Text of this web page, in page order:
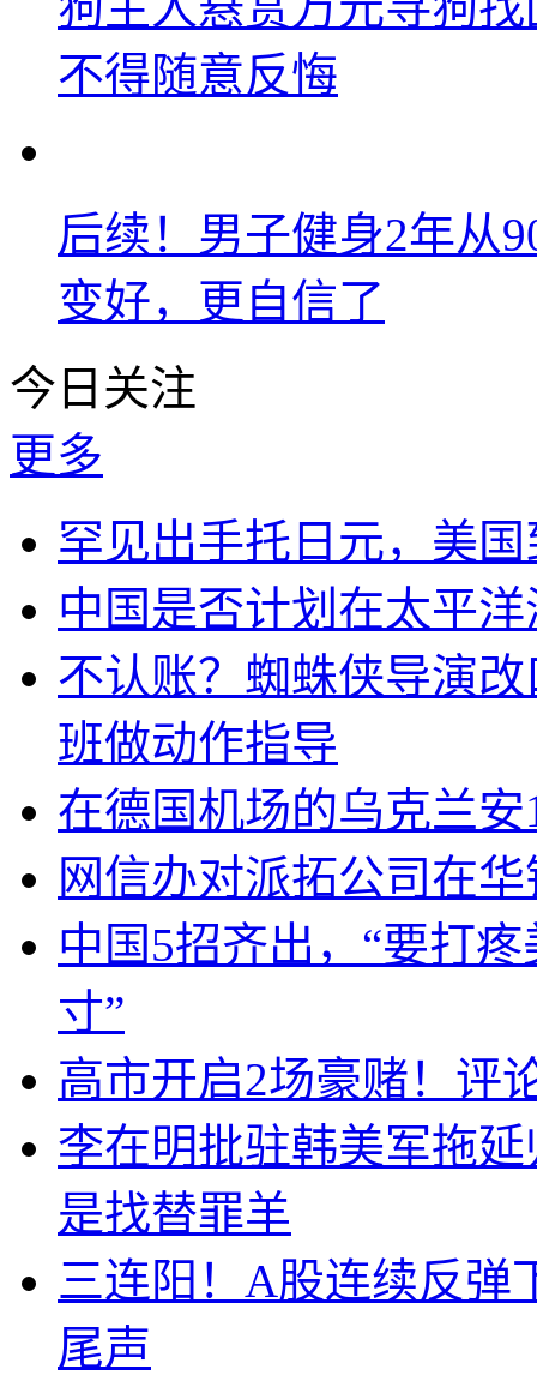
不得随意反悔
后续！男子健身2年从
变好，更自信了
今日关注
更多
罕见出手托日元，美
中国是否计划在太平
不认账？蜘蛛侠导演
班做动作指导
在德国机场的乌克兰
网信办对派拓公司在
中国5招齐出，“要打
寸”
高市开启2场豪赌！评
李在明批驻韩美军拖
是找替罪羊
三连阳！A股连续反弹
尾声